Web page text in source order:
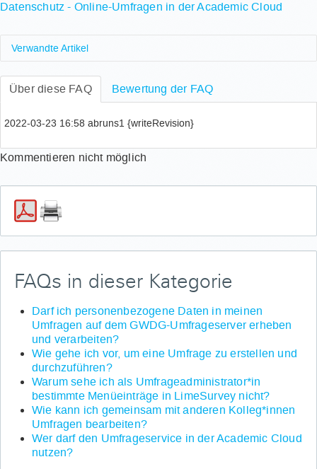
Datenschutz - Online-Umfragen in der Academic Cloud
Verwandte Artikel
Wie kann ich mein Pad als PDF exportieren?
Welche Daten gibt die GWDG bei der Freischaltung
für Microsoft 365 weiter?
Warum sehe ich als Umfrageadministrator*in
bestimmte Menüeinträge in LimeSurvey nicht?
Über diese FAQ Bewertung der FAQ
2022-03-23 16:58 abruns1 {writeRevision}
Kommentieren nicht möglich
FAQs in dieser Kategorie
Darf ich personenbezogene Daten in meinen
Umfragen auf dem GWDG-Umfrageserver erheben
und verarbeiten?
Wie gehe ich vor, um eine Umfrage zu erstellen und
durchzuführen?
Warum sehe ich als Umfrageadministrator*in
bestimmte Menüeinträge in LimeSurvey nicht?
Wie kann ich gemeinsam mit anderen Kolleg*innen
Umfragen bearbeiten?
Wer darf den Umfrageservice in der Academic Cloud
nutzen?